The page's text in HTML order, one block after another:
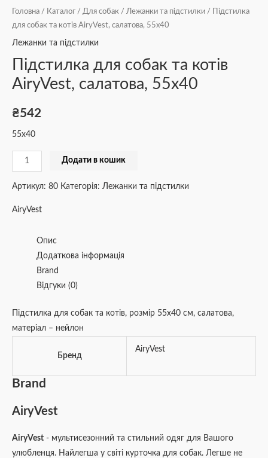
Головна / Каталог / Для собак / Лежанки та підстилки / Підстилка
для собак та котів AiryVest, салатова, 55х40
Лежанки та підстилки
Підстилка для собак та котів
AiryVest, салатова, 55х40
₴542
55х40
Додати в кошик
Артикул: 80 Категорія: Лежанки та підстилки
AiryVest
Опис
Додаткова інформація
Brand
Відгуки (0)
Підстилка для собак та котів, розмір 55х40 см, салатова,
матеріал – нейлон
Бренд
AiryVest
Brand
AiryVest
AiryVest - мультисезонний та стильний одяг для Вашого
улюбленця. Найлегша у світі курточка для собак. Легше не